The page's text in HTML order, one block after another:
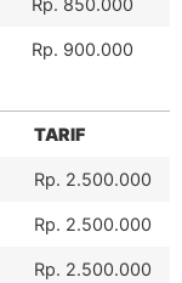
Rp. 900.000
TARIF
Rp. 2.500.000
Rp. 2.500.000
Rp. 2.500.000